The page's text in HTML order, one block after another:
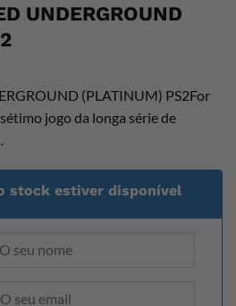
UNDERGROUND
(PLATINUM) PS2For
jogo da longa série de
stock estiver disponível